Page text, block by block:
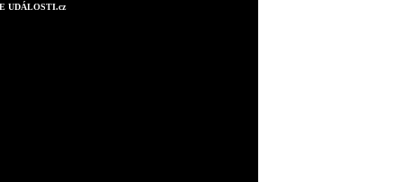
UDÁLOSTI.cz